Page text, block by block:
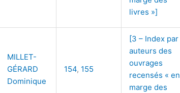
livres »]
MILLET-
GÉRARD
Dominique
154, 155
[3 – Index par
auteurs des
ouvrages
recensés « en
marge des